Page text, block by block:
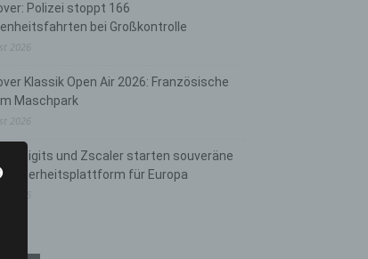
Polizei stoppt 166
bei Großkontrolle
2026
Klassik Open Air 2026: Französische
Maschpark
2026
Digits und Zscaler starten souveräne
Sicherheitsplattform für Europa